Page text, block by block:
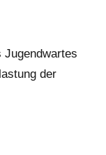
Jugendwartes
der